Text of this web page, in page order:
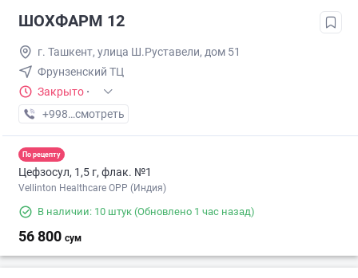
ШОХФАРМ 12
г. Ташкент, улица Ш.Руставели, дом 51
Фрунзенский ТЦ
Закрыто ·
+998 (71) XXX-XX-XX
смотреть
По рецепту
Цефзосул, 1,5 г, флак. №1
Vellinton Healthcare OPP (Индия)
В наличии: 10 штук (Обновлено 1 час назад)
56 800 сум